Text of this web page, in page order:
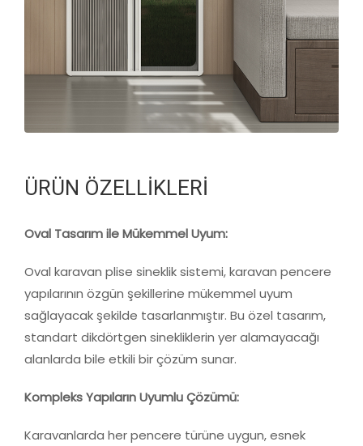
ÜRÜN ÖZELLİKLERİ
Oval Tasarım ile Mükemmel Uyum:
Oval karavan plise sineklik sistemi, karavan pencere
yapılarının özgün şekillerine mükemmel uyum
sağlayacak şekilde tasarlanmıştır. Bu özel tasarım,
standart dikdörtgen sinekliklerin yer alamayacağı
alanlarda bile etkili bir çözüm sunar.
Kompleks Yapıların Uyumlu Çözümü:
Karavanlarda her pencere türüne uygun, esnek